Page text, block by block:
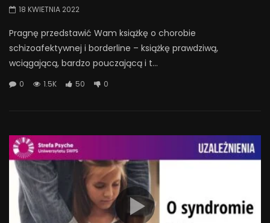
18 KWIETNIA 2022
Pragnę przedstawić Wam książkę o chorobie
schizoafektywnej i borderline – książkę prawdziwą,
wciągającą, bardzo pouczającą i t...
0 1.5K 50 0